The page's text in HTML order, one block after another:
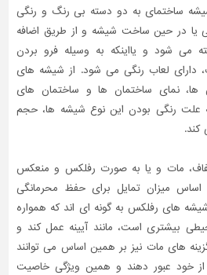
ساختمای به دو دسته بی رنگ و رنگی
یا در حین ساخت شیشه و از طریق اضافه
می شود و یااینکه به وسیله فرو بردن
دارای لعاب رنگی می شود. از شیشه های
ها، نمای ساختمان ها و ساختمان های
علت رنگی بودن این نوع شیشه ها، حجم
کند.
مات و یا به صورت رفلکس و منعکس
اساس میزان تمایل برای حفظ محرمانگی
های رفلکس به گونه ای اند که همواره
بیشتری است، مانند آیینه عمل کند و
های مات نیز بر همین اساس می توانند
از خود عبور دهند و همین ویژگی خاصیت